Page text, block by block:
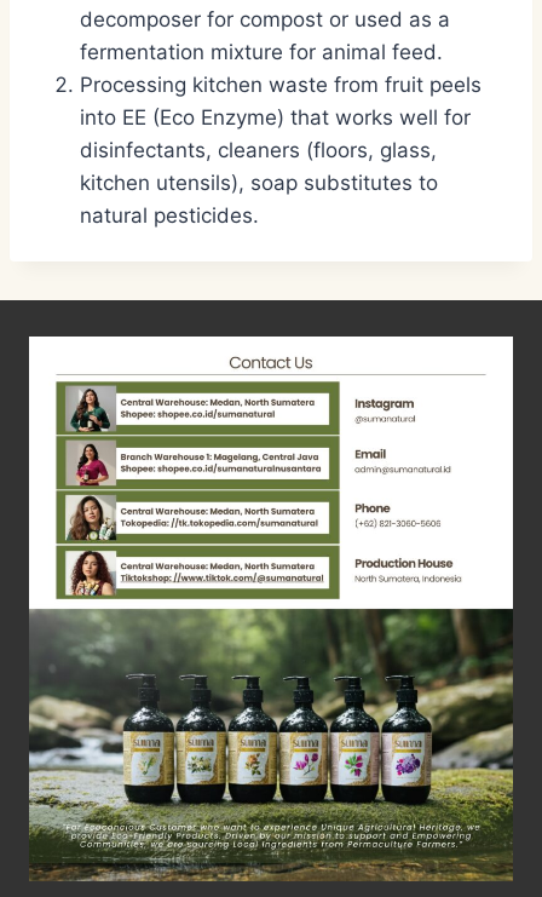
decomposer for compost or used as a
fermentation mixture for animal feed.
Processing kitchen waste from fruit peels
into EE (Eco Enzyme) that works well for
disinfectants, cleaners (floors, glass,
kitchen utensils), soap substitutes to
natural pesticides.